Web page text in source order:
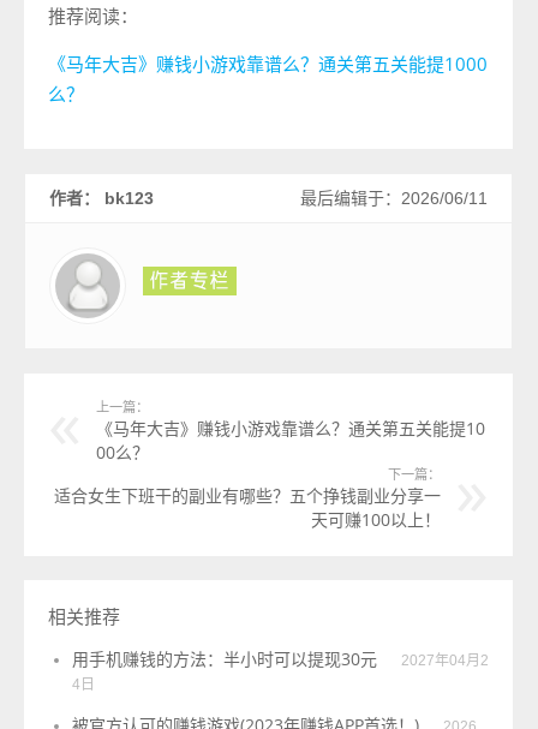
推荐阅读：
《马年大吉》赚钱小游戏靠谱么？通关第五关能提1000
么？
最后编辑于：2026/06/11
作者： bk123
上一篇：
《马年大吉》赚钱小游戏靠谱么？通关第五关能提10
00么？
下一篇：
适合女生下班干的副业有哪些？五个挣钱副业分享一
天可赚100以上！
相关推荐
用手机赚钱的方法：半小时可以提现30元
2027年04月2
4日